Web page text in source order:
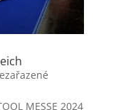
MESSE 2024